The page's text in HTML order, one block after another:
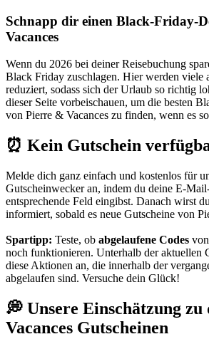
Schnapp dir einen Black-Friday-
Vacances
Wenn du 2026 bei deiner Reisebuchung
Black Friday zuschlagen. Hier werden viele
reduziert, sodass sich der Urlaub so richtig
dieser Seite vorbeischauen, um die besten
von Pierre & Vacances zu finden, wenn es
⏰ Kein Gutschein
Melde dich ganz einfach und kostenlos für
Gutscheinweckeran, indem du deine E-
entsprechende Feld eingibst. Danach wirst
informiert, sobald es neue Gutscheine von
Spartipp: Teste, ob abgelaufene Codes
noch funktionieren. Unterhalb der aktuellen
diese Aktionen an, die innerhalb der
abgelaufen sind. Versuche dein Glück!
💭 Unsere Einschätzung
Vacances Gutscheinen